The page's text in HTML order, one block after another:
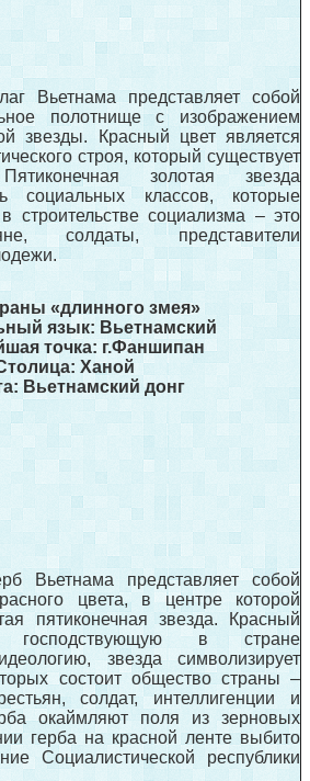
Вьетнама представляет собой
полотнище с изображением
звезды. Красный цвет является
строя, который существует
золотая звезда
социальных классов, которые
строительстве социализма – это
солдаты, представители
«длинного змея»
язык: Вьетнамский
точка: г.Фаншипан
Ханой
Вьетнамский донг
Вьетнама представляет собой
цвета, в центре которой
пятиконечная звезда. Красный
господствующую в стране
звезда символизирует
состоит общество страны –
солдат, интеллигенции и
окаймляют поля из зерновых
герба на красной ленте выбито
Социалистической республики